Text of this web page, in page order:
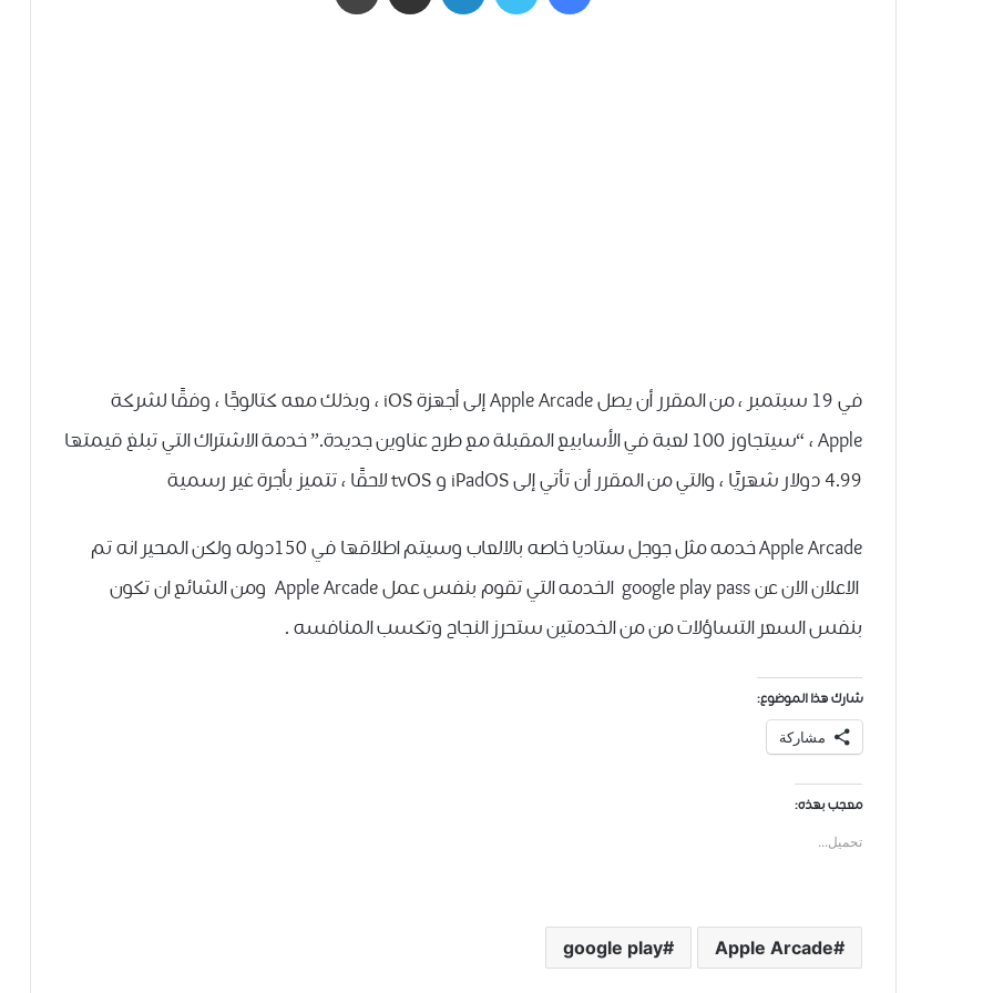
في 19 سبتمبر ، من المقرر أن يصل Apple Arcade إلى أجهزة iOS ، وبذلك معه كتالوجًا ، وفقًا لشركة
Apple ، “سيتجاوز 100 لعبة في الأسابيع المقبلة مع طرح عناوين جديدة.” خدمة الاشتراك التي تبلغ قيمتها
4.99 دولار شهريًا ، والتي من المقرر أن تأتي إلى iPadOS و tvOS لاحقًا ، تتميز بأجرة غير رسمية
Apple Arcade خدمه مثل جوجل ستاديا خاصه بالالعاب وسيتم اطلاقها في 150دوله ولكن المحير انه تم
الاعلان الان عن google play pass الخدمه التي تقوم بنفس عمل Apple Arcade ومن الشائع ان تكون
بنفس السعر التساؤلات من من الخدمتين ستحرز النجاح وتكسب المنافسه .
شارك هذا الموضوع:
مشاركة
معجب بهذه:
تحميل...
Apple Arcade
google play